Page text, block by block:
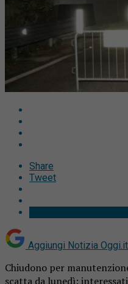
Share
Tweet
Aggiungi Notizia
Chiudono per
scatta da lunedì: